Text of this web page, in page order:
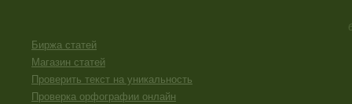
Биржа статей
Магазин статей
Проверить текст на уникальность
Проверка орфографии онлайн